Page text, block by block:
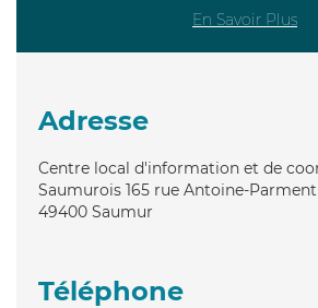
En Savoir Plus
Adresse
Centre local d'information et de
Saumurois 165 rue Antoine-
49400 Saumur
Téléphone